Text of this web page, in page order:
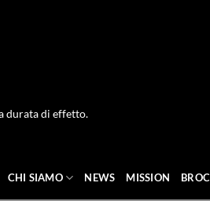
durata di effetto.
CHI SIAMO NEWS MISSION